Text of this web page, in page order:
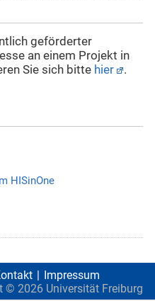
geförderter
an einem Projekt in
Sie sich bitte hier .
HISinOne
Impressum
© 2026 Universität Freiburg